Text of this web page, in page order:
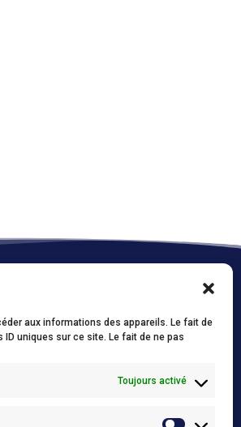
aux informations des appareils. Le fait de
uniques sur ce site. Le fait de ne pas
Toujours activé
d’utilisations (FR)/Privacy Policy
Algemene